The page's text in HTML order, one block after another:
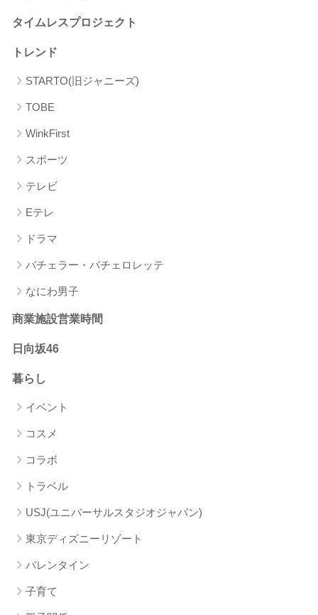
タイムレスプロジェクト
トレンド
STARTO(旧ジャニーズ)
TOBE
WinkFirst
スポーツ
テレビ
Eテレ
ドラマ
バチェラー・バチェロレッテ
なにわ男子
商業施設営業時間
日向坂46
暮らし
イベント
コスメ
コラボ
トラベル
USJ(ユニバーサルスタジオジャパン)
東京ディズニーリゾート
バレンタイン
子育て